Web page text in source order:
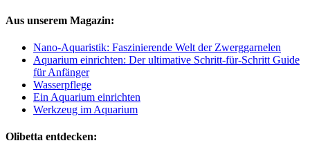
Aus unserem Magazin:
Nano-Aquaristik: Faszinierende Welt der Zwerggarnelen
Aquarium einrichten: Der ultimative Schritt-für-Schritt Guide
für Anfänger
Wasserpflege
Ein Aquarium einrichten
Werkzeug im Aquarium
Olibetta entdecken: